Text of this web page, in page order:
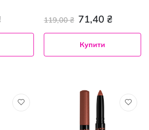
71,40 ₴
119,00 ₴
Купити